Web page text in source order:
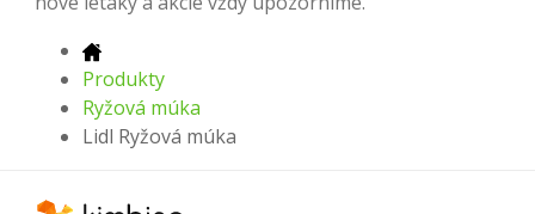
Produkty
Ryžová múka
Lidl Ryžová múka